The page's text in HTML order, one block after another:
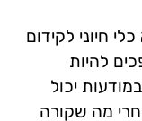
חיוני לקידום
להיות
יכול
מה שקורה